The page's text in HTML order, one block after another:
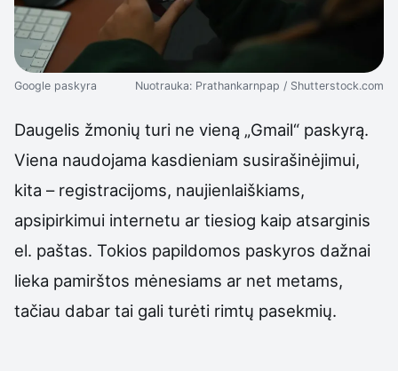
Google paskyra Nuotrauka: Prathankarnpap / Shutterstock.com
Daugelis žmonių turi ne vieną „Gmail“ paskyrą.
Viena naudojama kasdieniam susirašinėjimui,
kita – registracijoms, naujienlaiškiams,
apsipirkimui internetu ar tiesiog kaip atsarginis
el. paštas. Tokios papildomos paskyros dažnai
lieka pamirštos mėnesiams ar net metams,
tačiau dabar tai gali turėti rimtų pasekmių.